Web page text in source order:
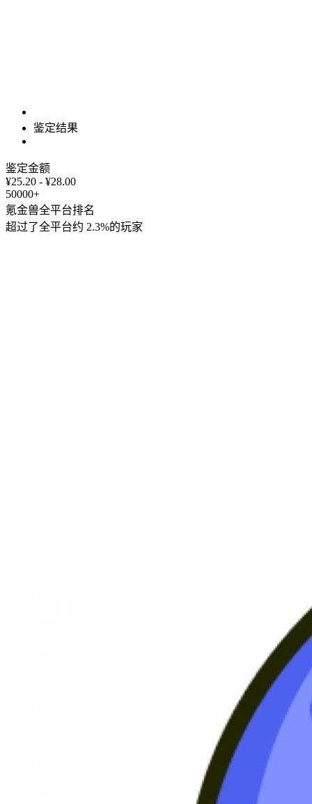
鉴定结果
鉴定金额
¥25.20 - ¥28.00
50000+
氪金兽全平台排名
超过了全平台约 2.3%的玩家